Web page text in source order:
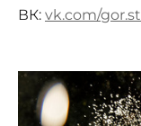
ВК: vk.com/